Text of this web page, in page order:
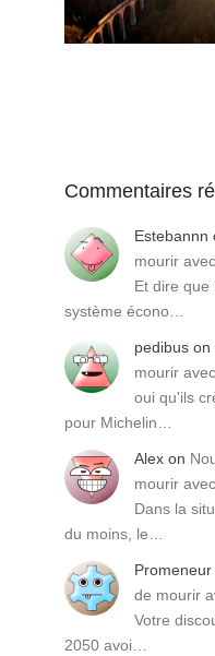
Commentaires
Estebannn
mourir
Et dire que
système écono…
pedibus on
mourir
oui qu'ils
pour Michelin…
Alex on
mourir
Dans la
du moins, le…
Promeneur
de mourir
Votre
2050 avoi…